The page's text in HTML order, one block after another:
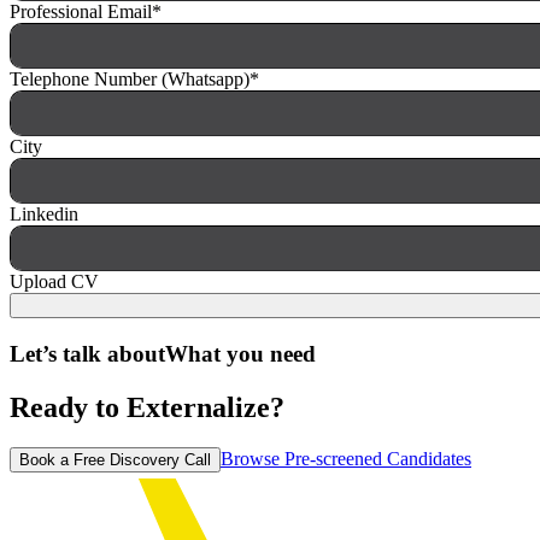
Professional Email*
Telephone Number (Whatsapp)*
City
Linkedin
Upload CV
Let’s talk aboutWhat you need
Ready to Externalize?
Book a Free Discovery Call Browse Pre-screened Candidates